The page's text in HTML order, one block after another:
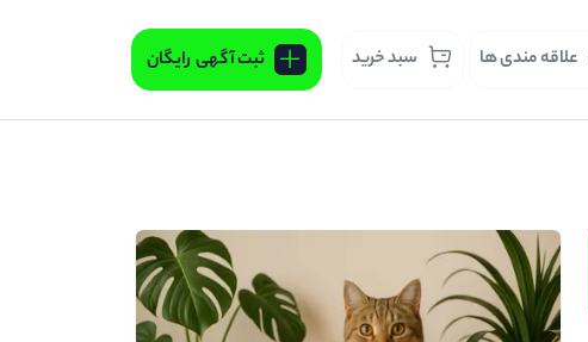
علاقه مندی ها سبد خرید ثبت آگهی رایگان